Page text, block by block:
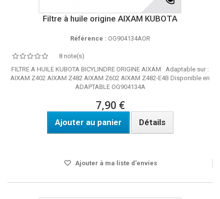
Filtre à huile origine AIXAM KUBOTA
Référence : OG904134AOR
8 note(s)
FILTRE A HUILE KUBOTA BICYLINDRE ORIGINE AIXAM Adaptable sur :
AIXAM Z402 AIXAM Z482 AIXAM Z602 AIXAM Z482-E4B Disponible en
ADAPTABLE OG904134A
7,90 €
Ajouter au panier Détails
Ajouter à ma liste d'envies